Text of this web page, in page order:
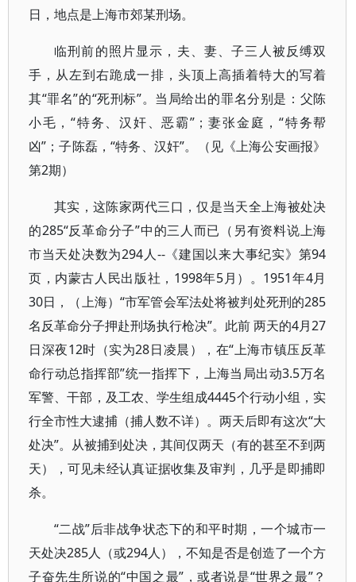
日，地点是上海市郊某刑场。
临刑前的照片显示，夫、妻、子三人被反缚双
手，从左到右跪成一排，头顶上高插着特大的写着
其“罪名”的“死刑标”。当局给出的罪名分别是：父陈
小毛，“特务、汉奸、恶霸”；妻张金庭，“特务帮
凶”；子陈磊，“特务、汉奸”。（见《上海公安画报》
第2期）
其实，这陈家两代三口，仅是当天全上海被处决
的285“反革命分子”中的三人而已（另有资料说上海
市当天处决数为294人--《建国以来大事纪实》第94
页，内蒙古人民出版社，1998年5月）。1951年4月
30日，（上海）“市军管会军法处将被判处死刑的285
名反革命分子押赴刑场执行枪决”。此前 两天的4月27
日深夜12时（实为28日凌晨），在“上海市镇压反革
命行动总指挥部”统一指挥下，上海当局出动3.5万名
军警、干部，及工农、学生组成4445个行动小组，实
行全市性大逮捕（捕人数不详）。两天后即有这次“大
处决”。从被捕到处决，其间仅两天（有的甚至不到两
天），可见未经认真证据收集及审判，几乎是即捕即
杀。
“二战”后非战争状态下的和平时期，一个城市一
天处决285人（或294人），不知是否是创造了一个方
子奋先生所说的“中国之最”，或者说是“世界之最”？